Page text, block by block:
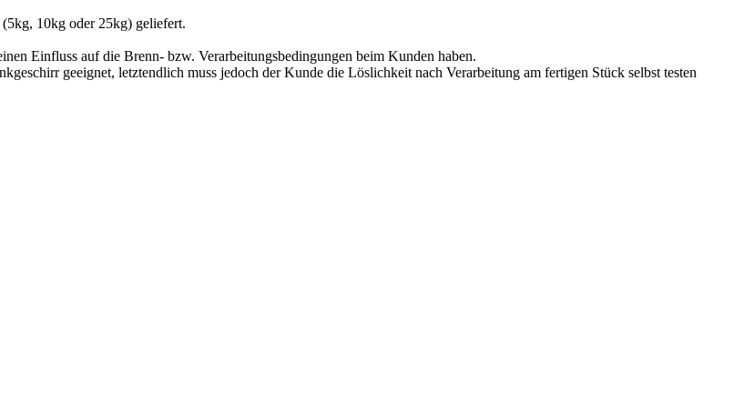
10kg oder 25kg) geliefert.
Einfluss auf die Brenn- bzw. Verarbeitungsbedingungen beim Kunden haben.
geeignet, letztendlich muss jedoch der Kunde die Löslichkeit nach Verarbeitung am fertigen Stück selbst testen